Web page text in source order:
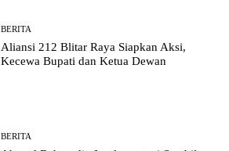
BERITA
Aliansi 212 Blitar Raya Siapkan Aksi,
Kecewa Bupati dan Ketua Dewan
BERITA